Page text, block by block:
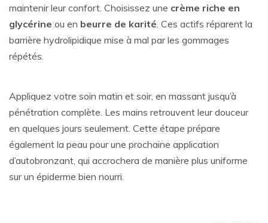
maintenir leur confort. Choisissez une crème riche en
glycérine ou en beurre de karité . Ces actifs réparent la
barrière hydrolipidique mise à mal par les gommages
répétés.
Appliquez votre soin matin et soir, en massant jusqu’à
pénétration complète. Les mains retrouvent leur douceur
en quelques jours seulement. Cette étape prépare
également la peau pour une prochaine application
d’autobronzant, qui accrochera de manière plus uniforme
sur un épiderme bien nourri.